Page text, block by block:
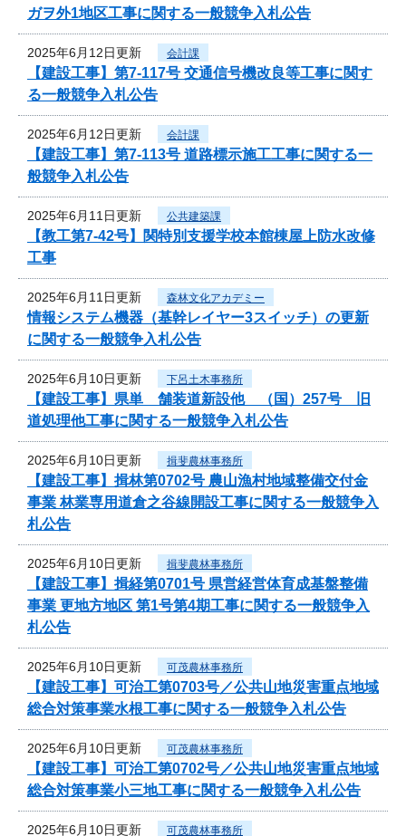
ガヲ外1地区工事に関する一般競争入札公告
2025年6月12日更新 会計課
【建設工事】第7-117号 交通信号機改良等工事に関す
る一般競争入札公告
2025年6月12日更新 会計課
【建設工事】第7-113号 道路標示施工工事に関する一
般競争入札公告
2025年6月11日更新 公共建築課
【教工第7-42号】関特別支援学校本館棟屋上防水改修
工事
2025年6月11日更新 森林文化アカデミー
情報システム機器（基幹レイヤー3スイッチ）の更新
に関する一般競争入札公告
2025年6月10日更新 下呂土木事務所
【建設工事】県単 舗装道新設他 （国）257号 旧
道処理他工事に関する一般競争入札公告
2025年6月10日更新 揖斐農林事務所
【建設工事】揖林第0702号 農山漁村地域整備交付金
事業 林業専用道倉之谷線開設工事に関する一般競争入
札公告
2025年6月10日更新 揖斐農林事務所
【建設工事】揖経第0701号 県営経営体育成基盤整備
事業 更地方地区 第1号第4期工事に関する一般競争入
札公告
2025年6月10日更新 可茂農林事務所
【建設工事】可治工第0703号／公共山地災害重点地域
総合対策事業水根工事に関する一般競争入札公告
2025年6月10日更新 可茂農林事務所
【建設工事】可治工第0702号／公共山地災害重点地域
総合対策事業小三地工事に関する一般競争入札公告
2025年6月10日更新 可茂農林事務所